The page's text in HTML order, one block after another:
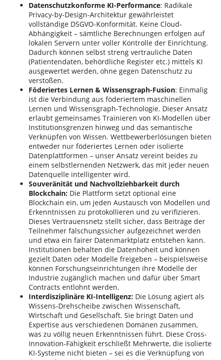
Datenschutzkonforme KI-Performance: Radikale
Privacy-by-Design-Architektur gewährleistet
vollständige DSGVO-Konformität. Keine Cloud-
Abhängigkeit – sämtliche Berechnungen erfolgen auf
lokalen Servern unter voller Kontrolle der Einrichtung.
Dadurch können selbst streng vertrauliche Daten
(Patientendaten, behördliche Register etc.) mittels KI
ausgewertet werden, ohne gegen Datenschutz zu
verstoßen​.
Föderiertes Lernen & Wissensgraph-Fusion: Einmalig
ist die Verbindung aus föderiertem maschinellen
Lernen und Wissensgraph-Technologie. Dieser Ansatz
erlaubt gemeinsames Trainieren von KI-Modellen über
Institutionsgrenzen hinweg und das semantische
Verknüpfen von Wissen. Wettbewerberlösungen bieten
entweder nur föderiertes Lernen oder isolierte
Datenplattformen – unser Ansatz vereint beides zu
einem selbstlernenden Netzwerk, das mit jeder neuen
Datenquelle intelligenter wird​.
Souveränität und Nachvollziehbarkeit durch
Blockchain:Die Plattform setzt optional eine
Blockchain ein, um jeden Austausch von Modellen und
Erkenntnissen zu protokollieren und zu verifizieren.
Dieses Vertrauensnetz stellt sicher, dass Beiträge der
Teilnehmer fälschungssicher aufgezeichnet werden
und etwa ein fairer Datenmarktplatz entstehen kann​.
Institutionen behalten die Datenhoheit und können
gezielt Daten oder Modelle freigeben – beispielsweise
können Forschungseinrichtungen ihre Modelle der
Industrie zugänglich machen und dafür über Smart
Contracts entlohnt werden.
Interdisziplinäre KI-Intelligenz:Die Lösung agiert als
Wissens-Drehscheibe zwischen Wissenschaft,
Wirtschaft und Gesellschaft. Sie bringt Daten und
Expertise aus verschiedenen Domänen zusammen,
was zu völlig neuen Erkenntnissen führt. Diese Cross-
Innovation-Fähigkeit erschließt Mehrwerte, die isolierte
KI-Systeme nicht bieten – sei es die Verknüpfung von